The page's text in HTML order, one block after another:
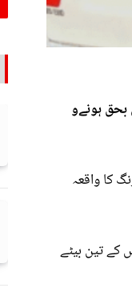
جاں بحق ہوگئے، جاں بحق ہونےو
کا واقعہ
کے تین بیٹے